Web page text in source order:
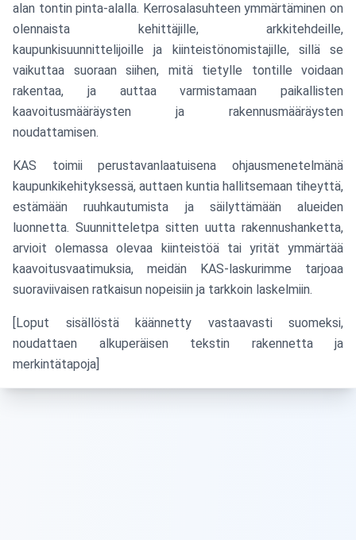
alan tontin pinta-alalla. Kerrosalasuhteen ymmärtäminen on
olennaista kehittäjille, arkkitehdeille,
kaupunkisuunnittelijoille ja kiinteistönomistajille, sillä se
vaikuttaa suoraan siihen, mitä tietylle tontille voidaan
rakentaa, ja auttaa varmistamaan paikallisten
kaavoitusmääräysten ja rakennusmääräysten
noudattamisen.
KAS toimii perustavanlaatuisena ohjausmenetelmänä
kaupunkikehityksessä, auttaen kuntia hallitsemaan tiheyttä,
estämään ruuhkautumista ja säilyttämään alueiden
luonnetta. Suunnitteletpa sitten uutta rakennushanketta,
arvioit olemassa olevaa kiinteistöä tai yrität ymmärtää
kaavoitusvaatimuksia, meidän KAS-laskurimme tarjoaa
suoraviivaisen ratkaisun nopeisiin ja tarkkoin laskelmiin.
[Loput sisällöstä käännetty vastaavasti suomeksi,
noudattaen alkuperäisen tekstin rakennetta ja
merkintätapoja]